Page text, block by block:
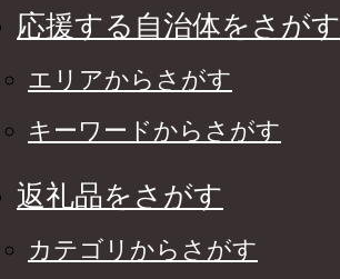
応援する自治体をさがす
エリアからさがす
キーワードからさがす
返礼品をさがす
カテゴリからさがす